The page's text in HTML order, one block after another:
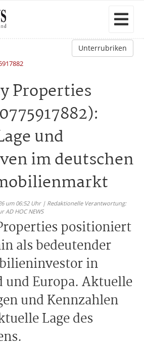
Unterrubriken
Properties
und
im deutschen
um 06:52 Uhr | Redaktionelle Verantwortung:
AD HOC NEWS
positioniert
als bedeutender
in
und Europa. Aktuelle
und Kennzahlen
Lage des